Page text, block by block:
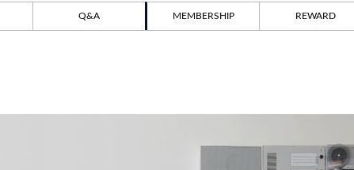
Q&A MEMBERSHIP REWARD